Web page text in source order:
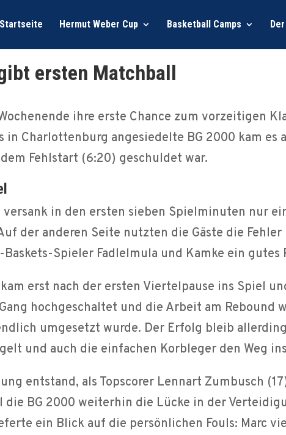
Startseite Hermut Weber Cup Basketball Camps
ersten Matchball
ihre erste Chance zum vorzeitigen
in Charlottenburg angesiedelte BG 2000 kam
Fehlstart (6:20) geschuldet war.
versank in den ersten sieben Spielminuten nur
der anderen Seite nutzten die Gäste die
Spieler Fadlelmula und Kamke ein
erst nach der ersten Viertelpause ins Spiel
hochgeschaltet und die Arbeit am Rebound
umgesetzt wurde. Der Erfolg bleib
und auch die einfachen Korbleger den Weg
entstand, als Topscorer Lennart Zumbusch
die BG 2000 weiterhin die Lücke in der
ein Blick auf die persönlichen Fouls: Marc